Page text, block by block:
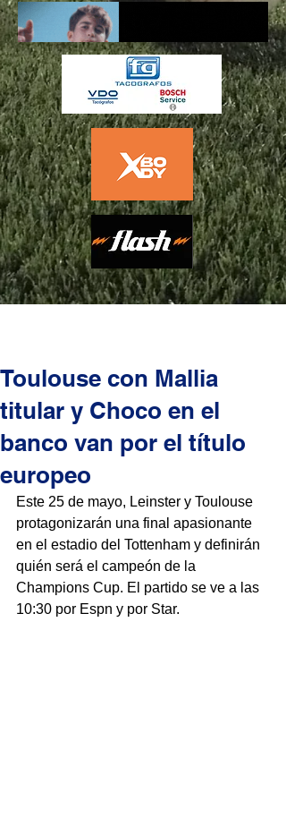
Toulouse con Mallia
titular y Choco en el
banco van por el título
europeo
Este 25 de mayo, Leinster y Toulouse
protagonizarán una final apasionante
en el estadio del Tottenham y definirán
quién será el campeón de la
Champions Cup. El partido se ve a las
10:30 por Espn y por Star.